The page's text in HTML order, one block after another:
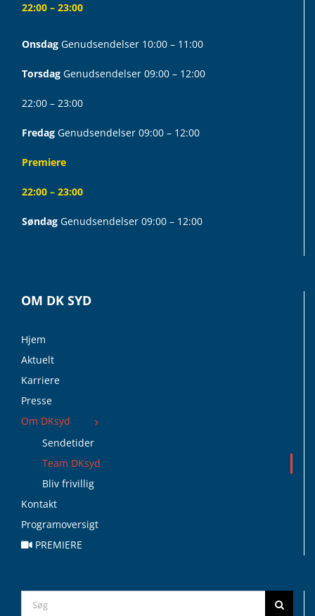
22:00 – 23:00
Onsdag Genudsendelser 10:00 – 11:00
Torsdag Genudsendelser 09:00 – 12:00
22:00 – 23:00
Fredag Genudsendelser 09:00 – 12:00
Premiere
22:00 – 23:00
Søndag Genudsendelser 09:00 – 12:00
OM DK SYD
Hjem
Aktuelt
Karriere
Presse
Om DKsyd
Sendetider
Team DKsyd
Bliv frivillig
Kontakt
Programoversigt
PREMIERE
Search